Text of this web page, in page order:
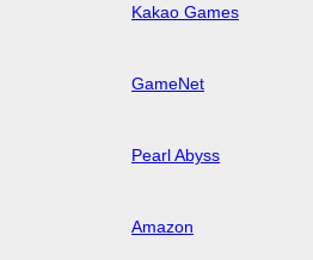
Kakao Games
GameNet
Pearl Abyss
Amazon